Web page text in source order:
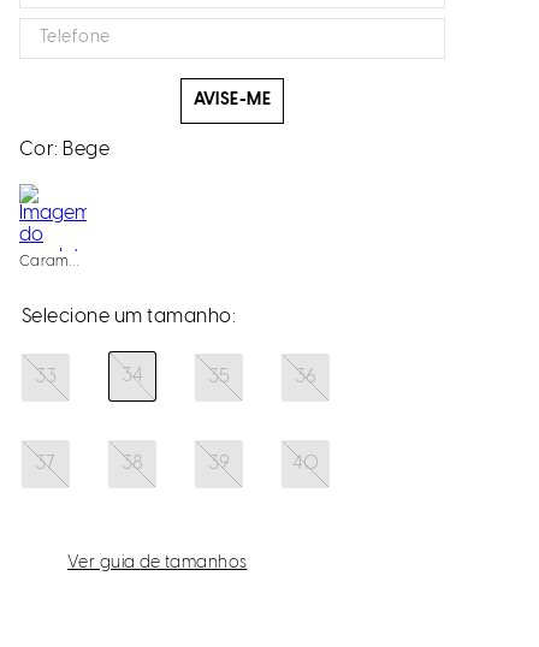
AVISE-ME
Cor: Bege
Caramelo
33 34 35 36
37 38 39 40
Ver guia de tamanhos